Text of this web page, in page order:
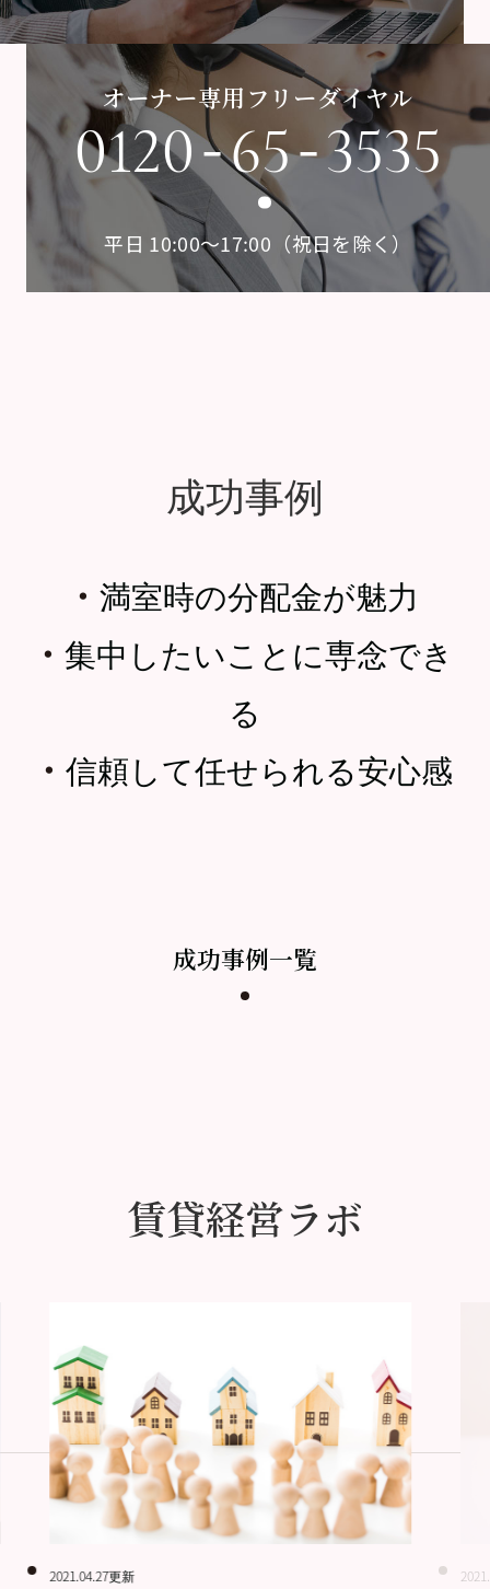
オーナー専用フリーダイヤル
0120-65-3535
平日 10:00〜17:00（祝日を除く）
成功事例
・ 満室時の分配金が魅力
・ 集中したいことに専念でき
る
・ 信頼して任せられる安心感
成功事例一覧
賃貸経営ラボ
2021.04.27更新